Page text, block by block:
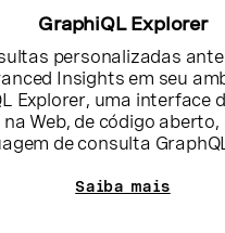
GraphiQL Explorer
personalizadas
Insights em seu
Explorer, uma interface
Web, de código
de consulta
Saiba mais